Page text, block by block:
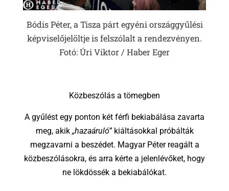
Bódis Péter, a Tisza párt egyéni országgyűlési
képviselőjelöltje is felszólalt a rendezvényen.
Fotó: Úri Viktor / Haber Eger
Közbeszólás a tömegben
A gyűlést egy ponton két férfi bekiabálása zavarta
meg, akik „hazaáruló”kiáltásokkal próbálták
megzavarni a beszédet. Magyar Péter reagált a
közbeszólásokra, és arra kérte a jelenlévőket, hogy
ne lökdössék a bekiabálókat.